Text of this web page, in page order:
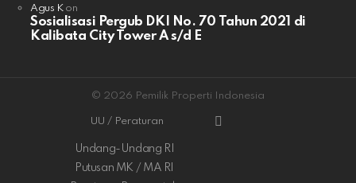
Agus Kon
Sosialisasi Pergub DKI No. 70 Tahun 2021 di
Kalibata City Tower A s/d E
© 2026 Pemilik Properti Indonesia
UU / Peraturan
Undang-Undang RI
Putusan MK / MA RI